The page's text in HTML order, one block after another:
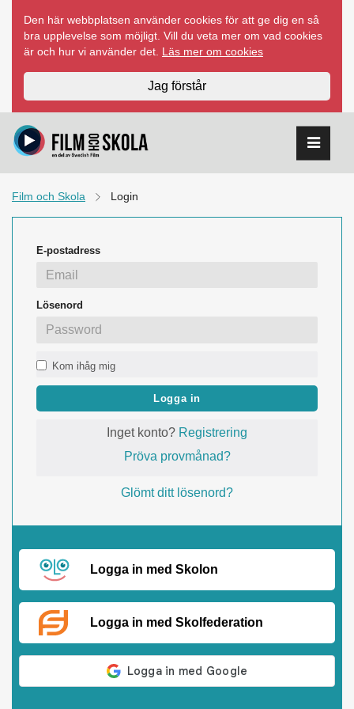
innehåll
Den här webbplatsen använder cookies för att ge dig en så
bra upplevelse som möjligt. Vill du veta mer om vad cookies
är och hur vi använder det. Läs mer om cookies
Jag förstår
Film och Skola Login
E-postadress
Lösenord
Kom ihåg mig
Logga in
Inget konto? Registrering
Pröva provmånad?
Glömt ditt lösenord?
Logga in med Skolon
Logga in med Skolfederation